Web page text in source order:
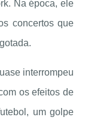
Na época, ele
concertos que
interrompeu
os efeitos de
um golpe